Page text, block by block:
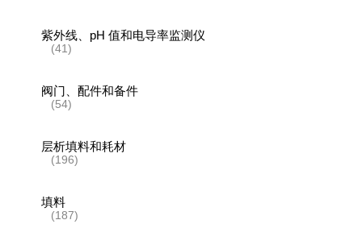
紫外线、pH 值和电导率监测仪
(41)
阀门、配件和备件
(54)
层析填料和耗材
(196)
填料
(187)